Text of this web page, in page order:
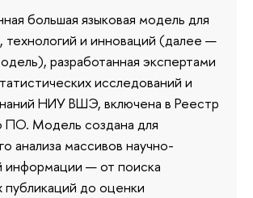
большая языковая модель для
технологий и инноваций (далее —
разработанная экспертами
исследований и
НИУ ВШЭ, включена в Реестр
ПО. Модель создана для
анализа массивов научно-
информации — от поиска
публикаций до оценки